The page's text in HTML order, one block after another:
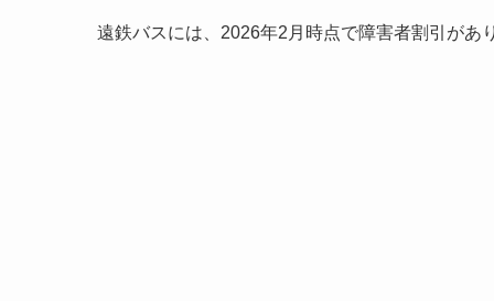
遠鉄バスには、2026年2月時点で障害者割引があ